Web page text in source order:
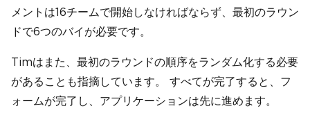
メントは16チームで開始しなければならず、最初のラウン
ドで6つのバイが必要です。
Timはまた、最初のラウンドの順序をランダム化する必要
があることも指摘しています。 すべてが完了すると、フ
ォームが完了し、アプリケーションは先に進めます。